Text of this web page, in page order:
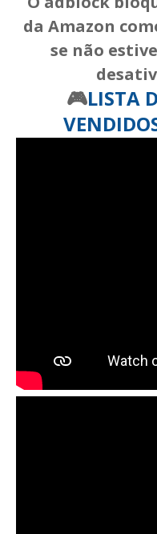
da Amazon
se não
🎮LISTA